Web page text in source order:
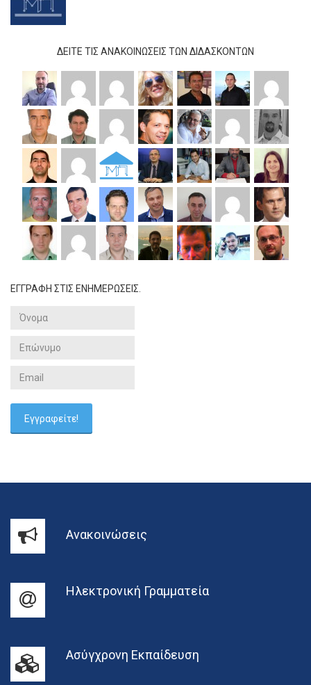
ΔΕΊΤΕ ΤΙΣ ΑΝΑΚΟΙΝΏΣΕΙΣ ΤΩΝ ΔΙΔΆΣΚΟΝΤΩΝ
ΕΓΓΡΑΦΗ ΣΤΙΣ ΕΝΗΜΕΡΩΣΕΙΣ.
Ανακοινώσεις
Ηλεκτρονική Γραμματεία
Ασύγχρονη Εκπαίδευση